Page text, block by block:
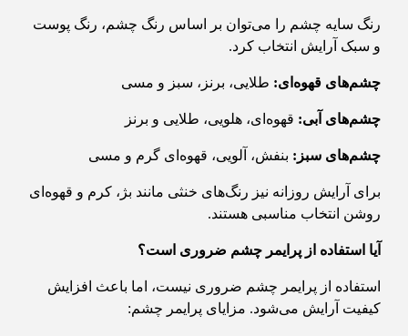
رنگ سایه چشم را می‌توان بر اساس رنگ چشم، رنگ پوست
و سبک آرایش انتخاب کرد.
چشم‌های قهوه‌ای: طلایی، برنز، سبز و مسی
چشم‌های آبی: قهوه‌ای، هلویی، طلایی و برنز
چشم‌های سبز : بنفش، آلویی، قهوه‌ای گرم و مسی
برای آرایش روزانه نیز رنگ‌های خنثی مانند بژ، کرم و قهوه‌ای
روشن انتخاب مناسبی هستند.
آیا استفاده از پرایمر چشم ضروری است؟
استفاده از پرایمر چشم ضروری نیست، اما باعث افزایش
کیفیت آرایش می‌شود. مزایای پرایمر چشم: